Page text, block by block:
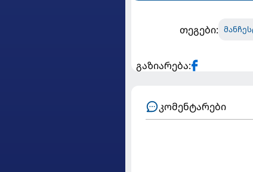
თეგები:
გაზიარება:
კომენტარები